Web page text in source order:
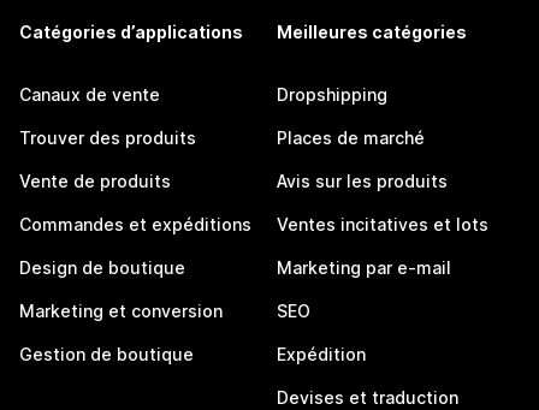
Catégories d’applications
Canaux de vente
Trouver des produits
Vente de produits
Commandes et expéditions
Design de boutique
Marketing et conversion
Gestion de boutique
Meilleures catégories
Dropshipping
Places de marché
Avis sur les produits
Ventes incitatives et lots
Marketing par e-mail
SEO
Expédition
Devises et traduction